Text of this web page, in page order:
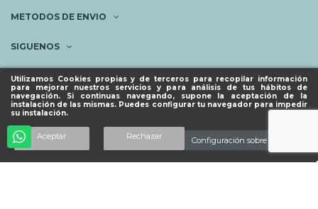
Utilizamos Cookies propias y de terceros para recopilar información
para mejorar nuestros servicios y para análisis de tus hábitos de
navegación. Si continuas navegando, supone la aceptación de la
instalación de las mismas. Puedes configurar tu navegador para impedir
su instalación.
Aceptar Rechazar Configuración sobre cookies
Añadir al carrito
METODOS DE ENVIO
SIGUENOS
NEWSLETTER